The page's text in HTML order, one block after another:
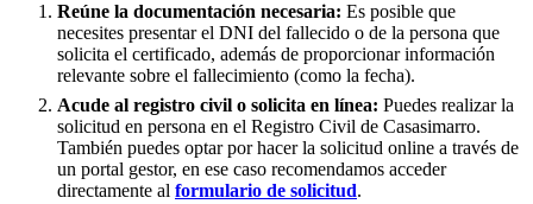
Reúne la documentación necesaria: Es posible que
necesites presentar el DNI del fallecido o de la persona que
solicita el certificado, además de proporcionar información
relevante sobre el fallecimiento (como la fecha).
Acude al registro civil o solicita en línea: Puedes realizar la
solicitud en persona en el Registro Civil de Casasimarro.
También puedes optar por hacer la solicitud online a través de
un portal gestor, en ese caso recomendamos acceder
directamente al formulario de solicitud.